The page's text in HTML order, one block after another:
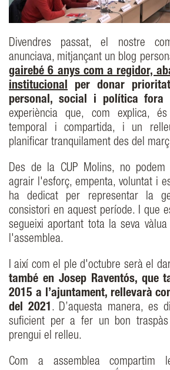
Divendres passat, el nostre
anunciava, mitjançant un blog
gairebé 6 anys com a regidor,
institucional per donar
personal, social i política fora
experiència que, com explica,
temporal i compartida, i un
planificar tranquilament des del
Des de la CUP Molins, no
agrair l'esforç, empenta, voluntat i
ha dedicat per representar la
consistori en aquest període. I que
segueixi aportant tota la seva
l'assemblea.
I així com el ple d'octubre serà el
també en Josep Raventós, que
2015 a l’ajuntament, rellevarà
del 2021 . D’aquesta manera, es
suficient per a fer un bon
prengui el relleu.
Com a assemblea compartim